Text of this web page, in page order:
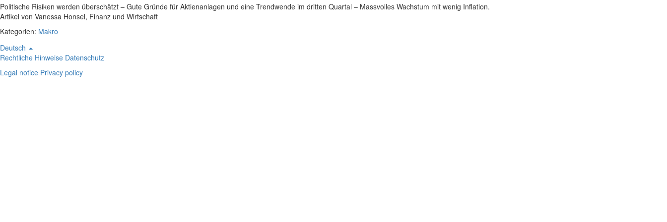
Politische Risiken werden überschätzt – Gute Gründe für Aktienanlagen und eine Trendwende im dritten Quartal – Massvolles Wachstum mit wenig Inflation.
Artikel von Vanessa Honsel, Finanz und Wirtschaft
Kategorien: Makro
Footer
Deutsch
Rechtliche Hinweise Datenschutz
Legal notice Privacy policy